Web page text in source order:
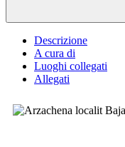
Descrizione
A cura di
Luoghi collegati
Allegati